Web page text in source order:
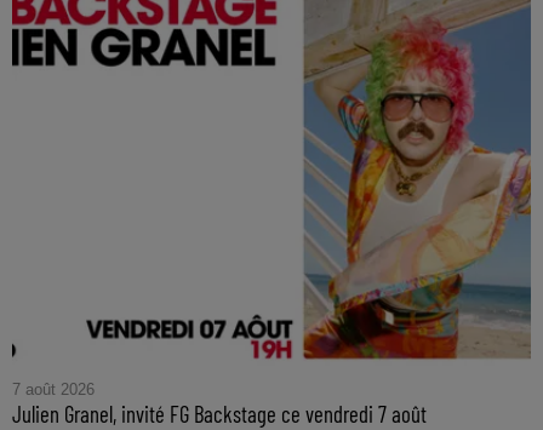
7 août 2026
Julien Granel, invité FG Backstage ce vendredi 7 août